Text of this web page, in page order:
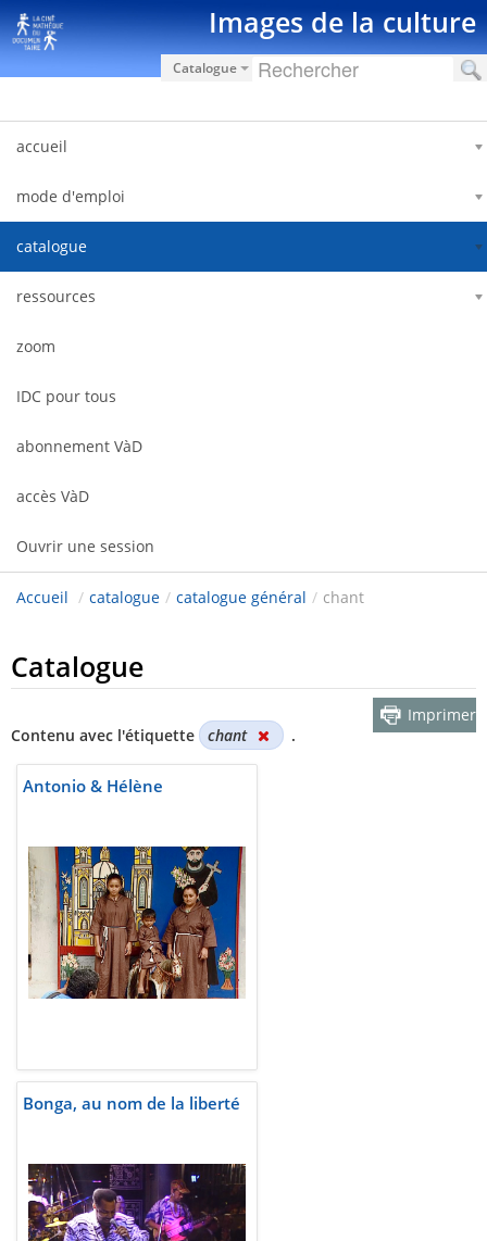
Saut au contenu Images de la culture
Catalogue
accueil
mode d'emploi
catalogue
ressources
zoom
IDC pour tous
abonnement VàD
accès VàD
Ouvrir une session
Accueil / catalogue / catalogue général / chant
Catalogue
Contenu avec l'étiquette chant .
Imprimer
Antonio & Hélène
Bonga, au nom de la liberté